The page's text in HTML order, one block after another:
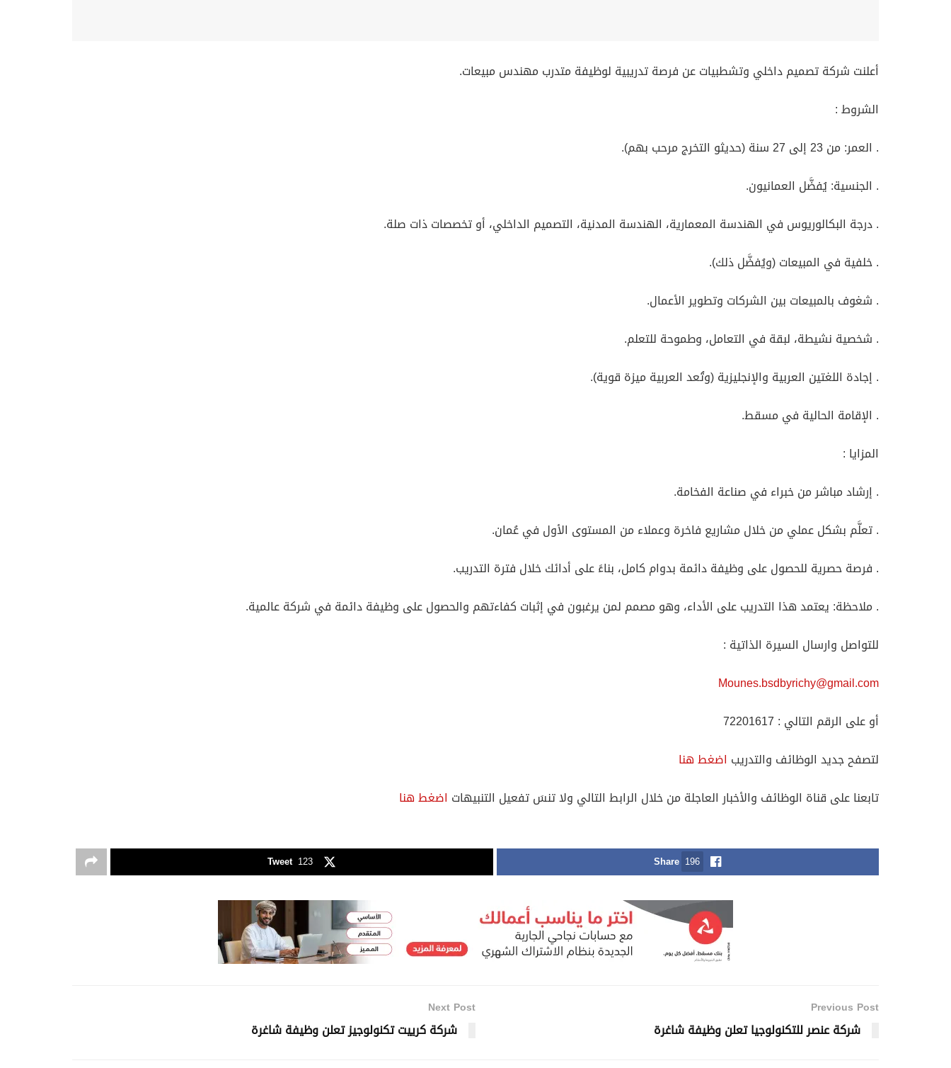
أعلنت شركة تصميم داخلي وتشطبيات عن فرصة تدريبية لوظيفة متدرب مهندس مبيعات.
الشروط :
. العمر: من 23 إلى 27 سنة (حديثو التخرج مرحب بهم).
. الجنسية: يُفضَّل العمانيون.
. درجة البكالوريوس في الهندسة المعمارية، الهندسة المدنية، التصميم الداخلي، أو تخصصات ذات صلة.
. خلفية في المبيعات (ويُفضَّل ذلك).
. شغوف بالمبيعات بين الشركات وتطوير الأعمال.
. شخصية نشيطة، لبقة في التعامل، وطموحة للتعلم.
. إجادة اللغتين العربية والإنجليزية (وتُعد العربية ميزة قوية).
. الإقامة الحالية في مسقط.
المزايا :
. إرشاد مباشر من خبراء في صناعة الفخامة.
. تعلَّم بشكل عملي من خلال مشاريع فاخرة وعملاء من المستوى الأول في عُمان.
. فرصة حصرية للحصول على وظيفة دائمة بدوام كامل، بناءً على أدائك خلال فترة التدريب.
. ملاحظة: يعتمد هذا التدريب على الأداء، وهو مصمم لمن يرغبون في إثبات كفاءتهم والحصول على وظيفة دائمة في شركة عالمية.
للتواصل وارسال السيرة الذاتية :
Mounes.bsdbyrichy@gmail.com
أو على الرقم التالي : 72201617
لتصفح جديد الوظائف والتدريب اضغط هنا
تابعنا على قناة الوظائف والأخبار العاجلة من خلال الرابط التالي ولا تنسَ تفعيل التنبيهات اضغط هنا
Share 196
Tweet 123
Previous Post
شركة عنصر للتكنولوجيا تعلن وظيفة شاغرة
Next Post
شركة كرييت تكنولوجيز تعلن وظيفة شاغرة